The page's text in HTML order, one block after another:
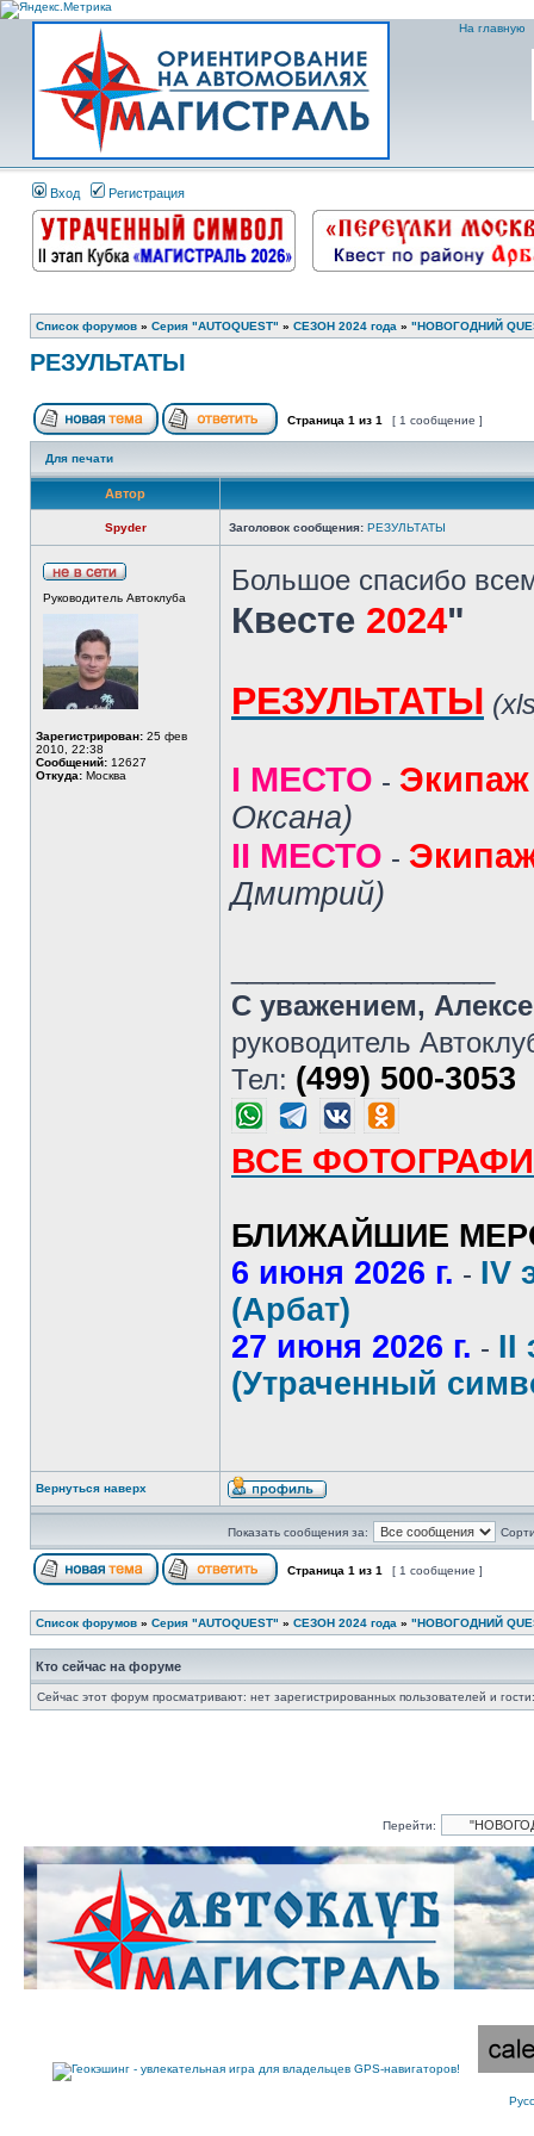
На главную
Вход Регистрация
Список форумов » Серия "AUTOQUEST" » СЕЗОН 2024 года » "НОВОГОДНИЙ
РЕЗУЛЬТАТЫ
Страница 1 из 1 [ 1 сообщение ]
Для печати
Автор
Spyder Заголовок сообщения: РЕЗУЛЬТАТЫ
Руководитель Автоклуба
Зарегистрирован: 25 фев
2010, 22:38
Сообщений: 12627
Откуда: Москва
Большое спасибо
Квесте 2024"
РЕЗУЛЬТАТЫ
I МЕСТО - Экипаж
Оксана)
II МЕСТО -
Дмитрий)
С уважением,
руководитель
Тел: (499) 500-3053
ВСЕ
БЛИЖАЙШИЕ
6 июня 2026 г. - IV
(Арбат)
27 июня 2026 г. - II
(Утраченный
Вернуться наверх
Показать сообщения за:
Страница 1 из 1 [ 1 сообщение ]
Список форумов » Серия "AUTOQUEST" » СЕЗОН 2024 года » "НОВОГОДНИЙ
Кто сейчас на форуме
Сейчас этот форум просматривают: нет зарегистрированных пользователей и
Перейти: